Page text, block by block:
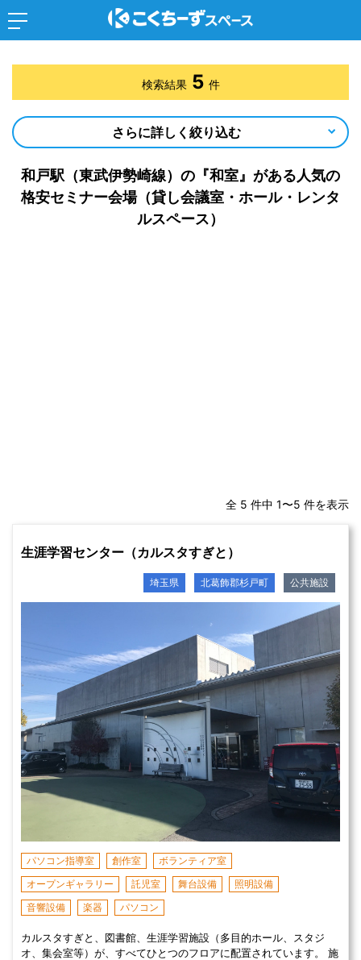
和戸駅（東武伊勢崎線）の『和室』がある人気の
格安セミナー会場（貸し会議室・ホール・レンタ
ルスペース）
全 5 件中 1〜5 件を表示
生涯学習センター（カルスタすぎと）
埼玉県 北葛飾郡杉戸町 公共施設
パソコン指導室 創作室
ボランティア室
オープンギャラリー
託児室 舞台設備
照明設備
音響設備
楽器 パソコン
カルスタすぎと、図書館、生涯学習施設（多目的ホール、スタジ
オ、集会室等）が、すべてひとつのフロアに配置されています。 施
検索結果 5 件
さらに詳しく絞り込む